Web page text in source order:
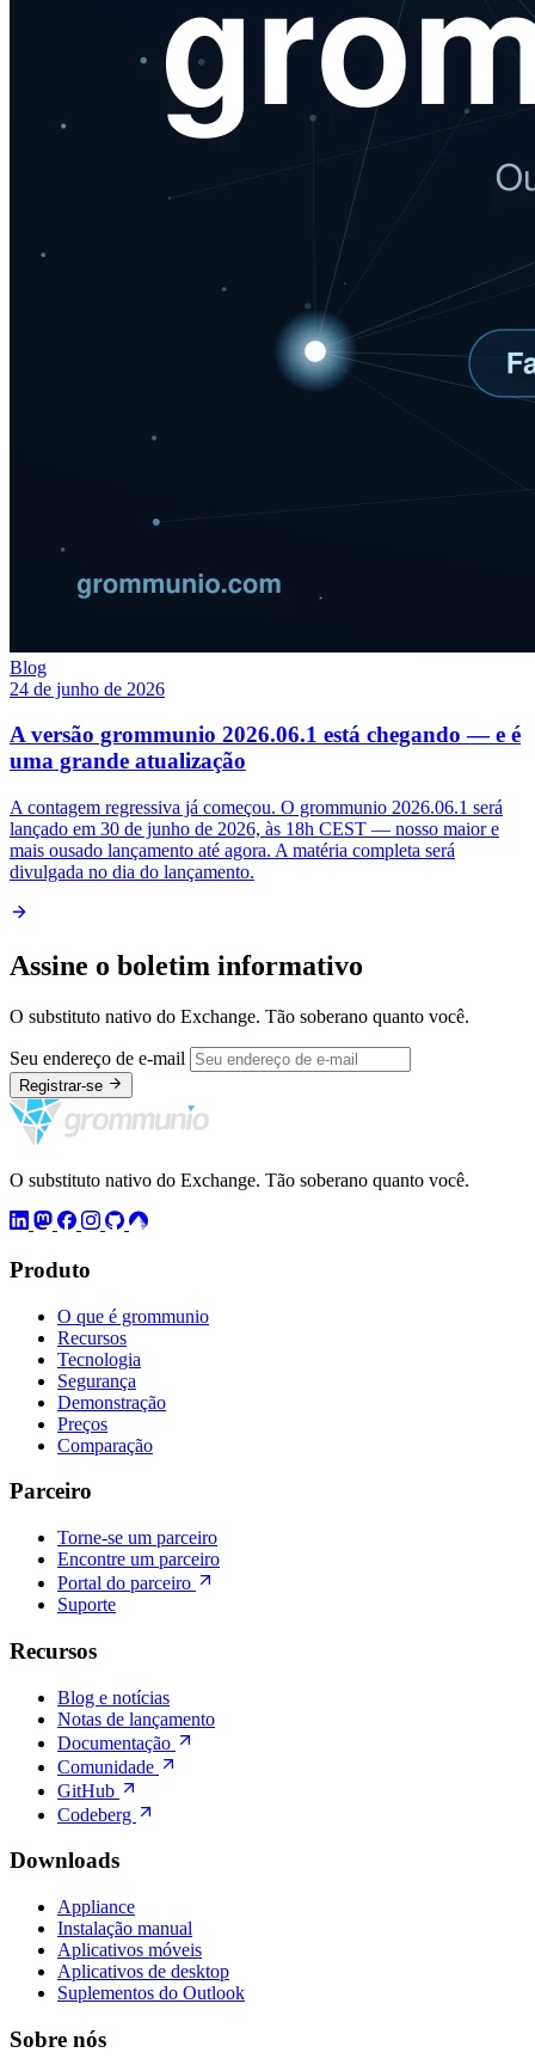
Blog
24 de junho de 2026
A versão grommunio 2026.06.1 está chegando — e é
uma grande atualização
A contagem regressiva já começou. O grommunio 2026.06.1 será
lançado em 30 de junho de 2026, às 18h CEST — nosso maior e
mais ousado lançamento até agora. A matéria completa será
divulgada no dia do lançamento.
Assine o boletim informativo
O substituto nativo do Exchange. Tão soberano quanto você.
Seu endereço de e-mail
Registrar-se
O substituto nativo do Exchange. Tão soberano quanto você.
Produto
O que é grommunio
Recursos
Tecnologia
Segurança
Demonstração
Preços
Comparação
Parceiro
Torne-se um parceiro
Encontre um parceiro
Portal do parceiro
Suporte
Recursos
Blog e notícias
Notas de lançamento
Documentação
Comunidade
GitHub
Codeberg
Downloads
Appliance
Instalação manual
Aplicativos móveis
Aplicativos de desktop
Suplementos do Outlook
Sobre nós